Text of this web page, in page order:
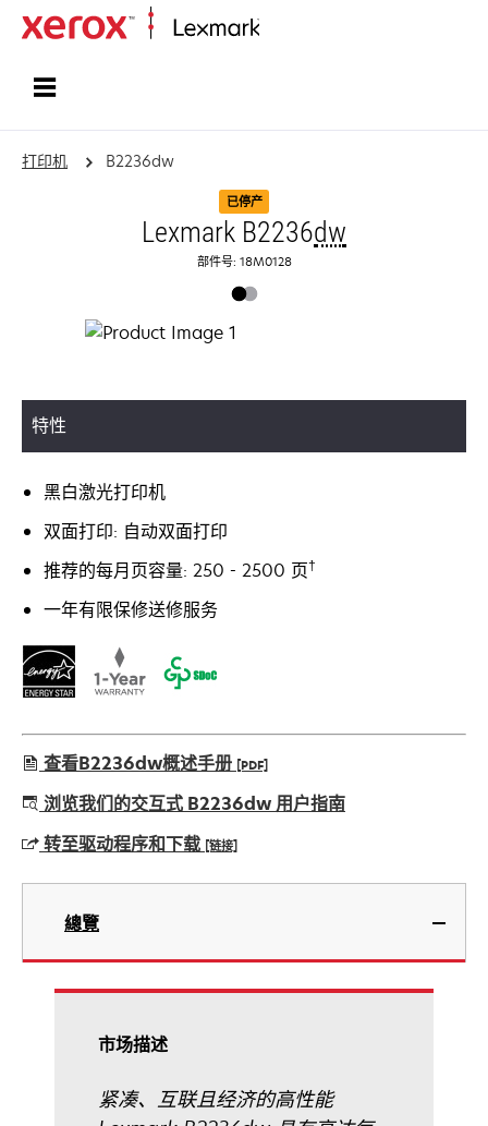
打印机 B2236dw
已停产
Lexmark B2236dw
部件号: 18M0128
特性
黑白激光打印机
双面打印: 自动双面打印
推荐的每月页容量: 250 - 2500 页†
一年有限保修送修服务
查看B2236dw概述手册 [PDF]
在
标
签
打
浏览我们的交互式 B2236dw 用户指南
转至驱动程序和下载 [链接]
在
签
總覽
市场描述
紧凑、互联且经济的高性能